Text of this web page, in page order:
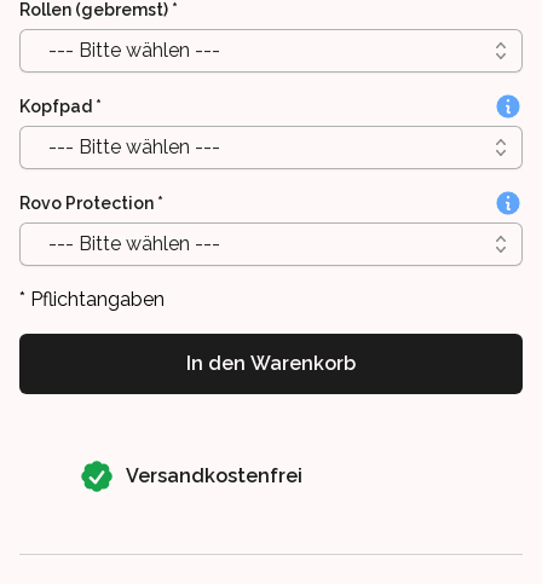
Rollen (gebremst) *
--- Bitte wählen ---
Kopfpad *
--- Bitte wählen ---
Rovo Protection *
--- Bitte wählen ---
* Pflichtangaben
In den Warenkorb
Versandkostenfrei